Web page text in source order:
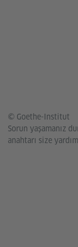
© Goethe-Institut
Sorun yaşamanız
anahtarı size